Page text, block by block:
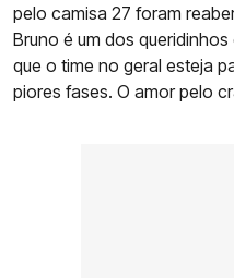
pelo camisa 27 foram
Bruno é um dos
que o time no geral esteja
piores fases. O amor pelo